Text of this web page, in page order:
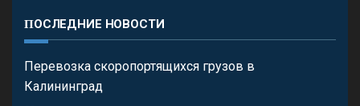
ПОСЛЕДНИЕ НОВОСТИ
Перевозка скоропортящихся грузов в
Калининград